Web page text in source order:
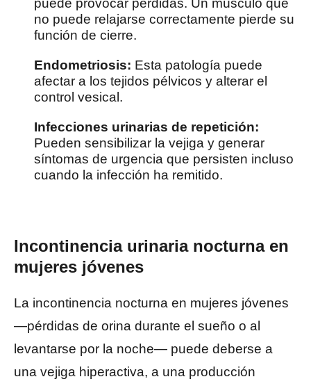
no puede relajarse correctamente pierde su
función de cierre.
Endometriosis: Esta patología puede
afectar a los tejidos pélvicos y alterar el
control vesical.
Infecciones urinarias de repetición:
Pueden sensibilizar la vejiga y generar
síntomas de urgencia que persisten incluso
cuando la infección ha remitido.
Incontinencia urinaria nocturna en
mujeres jóvenes
La incontinencia nocturna en mujeres jóvenes
—pérdidas de orina durante el sueño o al
levantarse por la noche— puede deberse a
una vejiga hiperactiva, a una producción